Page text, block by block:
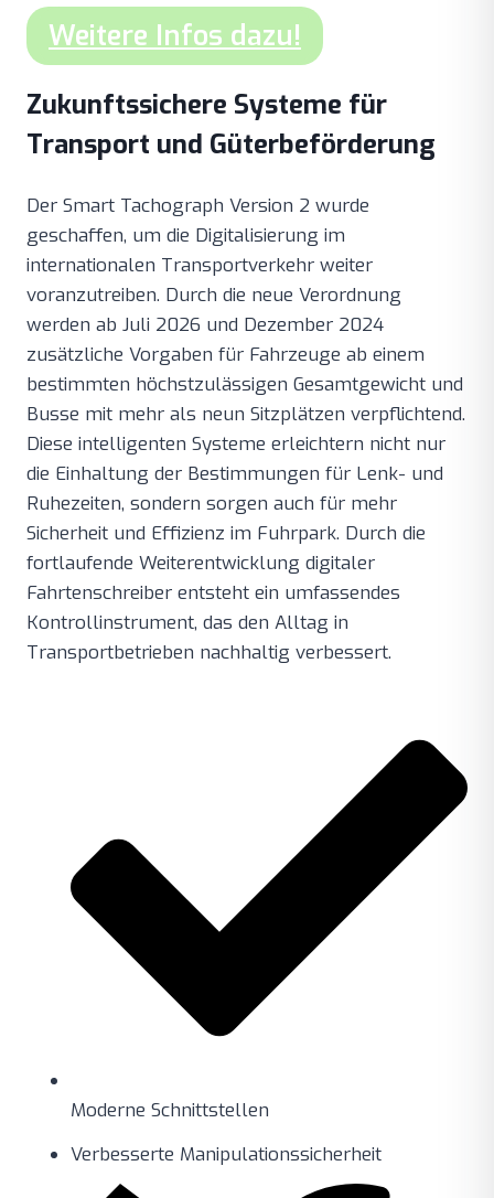
Weitere Infos dazu!
Zukunftssichere Systeme für
Transport und Güterbeförderung
Der Smart Tachograph Version 2 wurde
geschaffen, um die Digitalisierung im
internationalen Transportverkehr weiter
voranzutreiben. Durch die neue Verordnung
werden ab Juli 2026 und Dezember 2024
zusätzliche Vorgaben für Fahrzeuge ab einem
bestimmten höchstzulässigen Gesamtgewicht und
Busse mit mehr als neun Sitzplätzen verpflichtend.
Diese intelligenten Systeme erleichtern nicht nur
die Einhaltung der Bestimmungen für Lenk- und
Ruhezeiten, sondern sorgen auch für mehr
Sicherheit und Effizienz im Fuhrpark. Durch die
fortlaufende Weiterentwicklung digitaler
Fahrtenschreiber entsteht ein umfassendes
Kontrollinstrument, das den Alltag in
Transportbetrieben nachhaltig verbessert.
Moderne Schnittstellen
Verbesserte Manipulationssicherheit